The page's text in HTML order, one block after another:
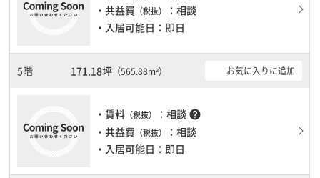
・共益費 （税抜）
：相談
・入居可能日：即日
5階 171.18坪 （565.88m²） お気に入りに追加
・賃料 （税抜） ：相談 help
・共益費 （税抜）
：相談
・入居可能日：即日